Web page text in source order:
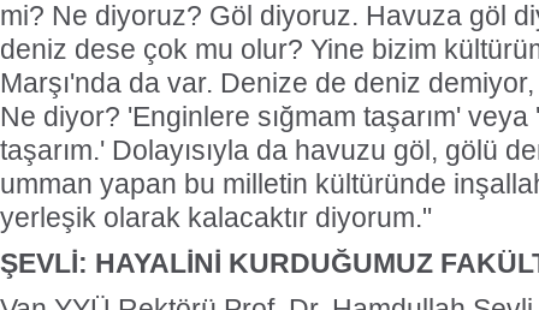
mi? Ne diyoruz? Göl diyoruz. Havuza göl
deniz dese çok mu olur? Yine bizim
Marşı'nda da var. Denize de deniz
Ne diyor? 'Enginlere sığmam taşarım'
taşarım.' Dolayısıyla da havuzu göl, gölü
umman yapan bu milletin kültüründe
yerleşik olarak kalacaktır diyorum."
ŞEVLİ: HAYALİNİ KURDUĞUMUZ